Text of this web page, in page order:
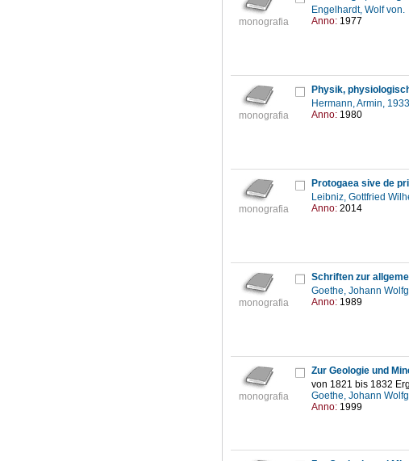
monografia
Engelhardt, Wolf von.
Anno: 1977
monografia
Physik,
Hermann, Armin,
Anno: 1980
monografia
Leibniz, Gottfried
Anno: 2014
monografia
Schriften zur
Goethe, Johann
Anno: 1989
monografia
Zur Geologie und
von 1821 bis 1832
Goethe, Johann
Anno: 1999